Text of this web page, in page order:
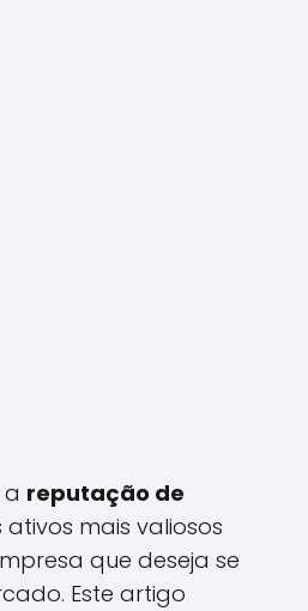
a reputação de
ativos mais valiosos
que deseja se
Este artigo